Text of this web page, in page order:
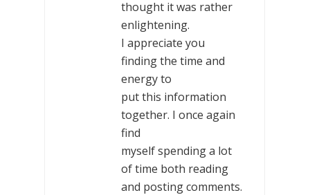
thought it was rather
enlightening.
I appreciate you
finding the time and
energy to
put this information
together. I once again
find
myself spending a lot
of time both reading
and posting comments.